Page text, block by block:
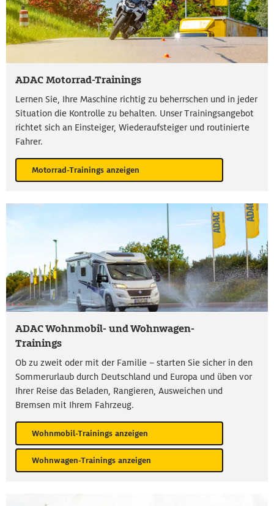
ADAC Motorrad-Trainings
Lernen Sie, Ihre Maschine richtig zu beherrschen und in jeder
Situation die Kontrolle zu behalten. Unser Trainingsangebot
richtet sich an Einsteiger, Wiederaufsteiger und routinierte
Fahrer.
Motorrad-Trainings anzeigen
ADAC Wohnmobil- und Wohnwagen-
Trainings
Ob zu zweit oder mit der Familie – starten Sie sicher in den
Sommerurlaub durch Deutschland und Europa und üben vor
Ihrer Reise das Beladen, Rangieren, Ausweichen und
Bremsen mit Ihrem Fahrzeug.
Wohnmobil-Trainings anzeigen
Wohnwagen-Trainings anzeigen